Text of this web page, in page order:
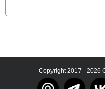
Copyright 2017 - 2026
Тelegram